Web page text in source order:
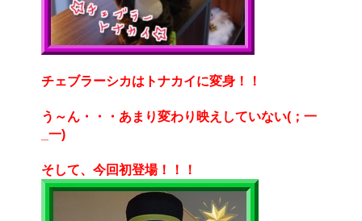
チェブラーシカはトナカイに変身！！
う～ん・・・あまり変わり映えしていない(；一
_一)
そして、今回初登場！！！